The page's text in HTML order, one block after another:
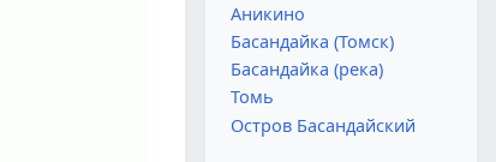
Аникино
Басандайка (Томск)
Басандайка (река)
Томь
Остров Басандайский